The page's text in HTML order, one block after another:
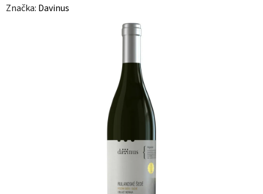
hodnocení
Značka: Davinus